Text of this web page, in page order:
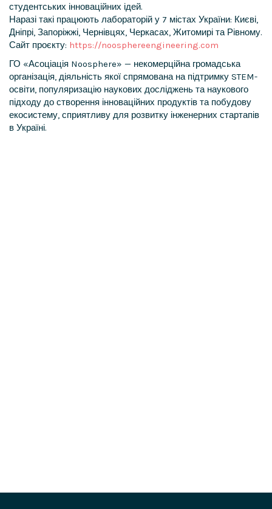
студентських інноваційних ідей.
Наразі такі працюють лабораторій у 7 містах України: Києві,
Дніпрі, Запоріжжі, Чернівцях, Черкасах, Житомирі та Рівному.
Сайт проєкту: https://noosphereengineering.com
ГО «Асоціація Noosphere» — некомерційна громадська
організація, діяльність якої спрямована на підтримку STEM-
освіти, популяризацію наукових досліджень та наукового
підходу до створення інноваційних продуктів та побудову
екосистему, сприятливу для розвитку інженерних стартапів
в Україні.